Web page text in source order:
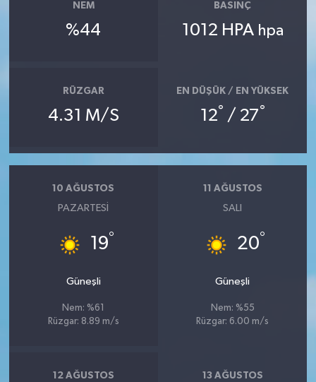
NEM
%44
BASINÇ
1012 HPA hpa
RÜZGAR
4.31 M/S
EN DÜŞÜK / EN YÜKSEK
12° / 27°
10 AĞUSTOS
PAZARTESI
19°
Güneşli
Nem: %61
Rüzgar: 8.89 m/s
11 AĞUSTOS
SALI
20°
Güneşli
Nem: %55
Rüzgar: 6.00 m/s
12 AĞUSTOS 13 AĞUSTOS